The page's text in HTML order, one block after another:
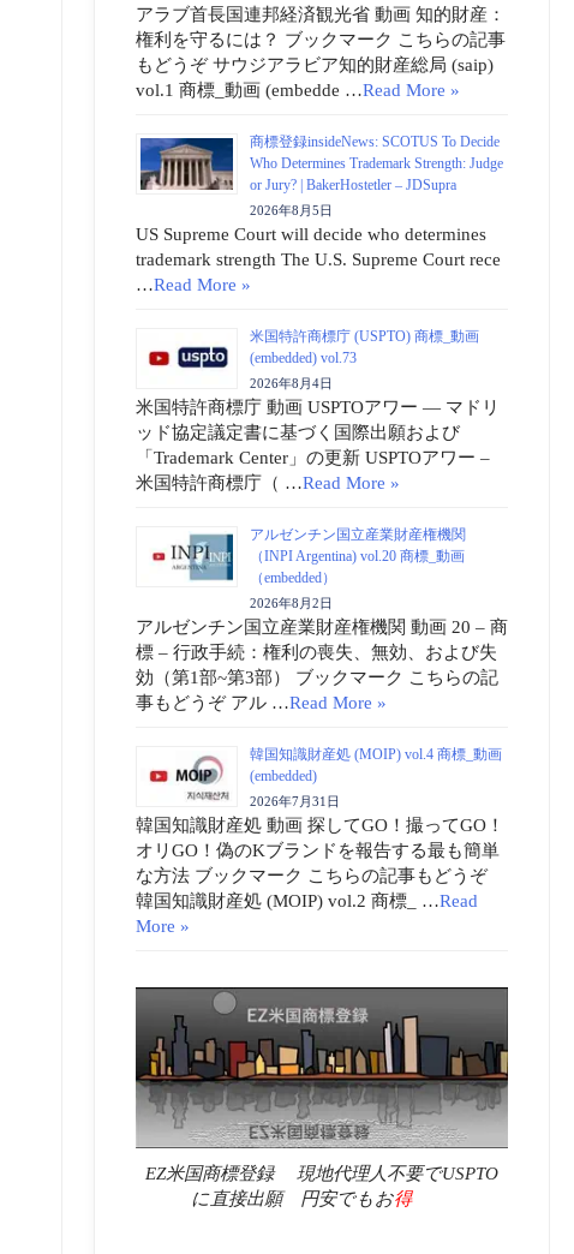
アラブ首長国連邦経済観光省 動画 知的財産：
権利を守るには？ ブックマーク こちらの記事
もどうぞ サウジアラビア知的財産総局 (saip)
vol.1 商標_動画 (embedde …Read More »
商標登録insideNews: SCOTUS To Decide
Who Determines Trademark Strength: Judge
or Jury? | BakerHostetler – JDSupra
2026年8月5日
US Supreme Court will decide who determines
trademark strength The U.S. Supreme Court rece
…Read More »
米国特許商標庁 (USPTO) 商標_動画
(embedded) vol.73
2026年8月4日
米国特許商標庁 動画 USPTOアワー ― マドリ
ッド協定議定書に基づく国際出願および
「Trademark Center」の更新 USPTOアワー –
米国特許商標庁（ …Read More »
アルゼンチン国立産業財産権機関
（INPI Argentina) vol.20 商標_動画
（embedded）
2026年8月2日
アルゼンチン国立産業財産権機関 動画 20 – 商
標 – 行政手続：権利の喪失、無効、および失
効（第1部~第3部） ブックマーク こちらの記
事もどうぞ アル …Read More »
韓国知識財産処 (MOIP) vol.4 商標_動画
(embedded)
2026年7月31日
韓国知識財産処 動画 探してGO！撮ってGO！
オリGO！偽のKブランドを報告する最も簡単
な方法 ブックマーク こちらの記事もどうぞ
韓国知識財産処 (MOIP) vol.2 商標_ …Read
More »
EZ米国商標登録 現地代理人不要でUSPTO
に直接出願 円安でもお得